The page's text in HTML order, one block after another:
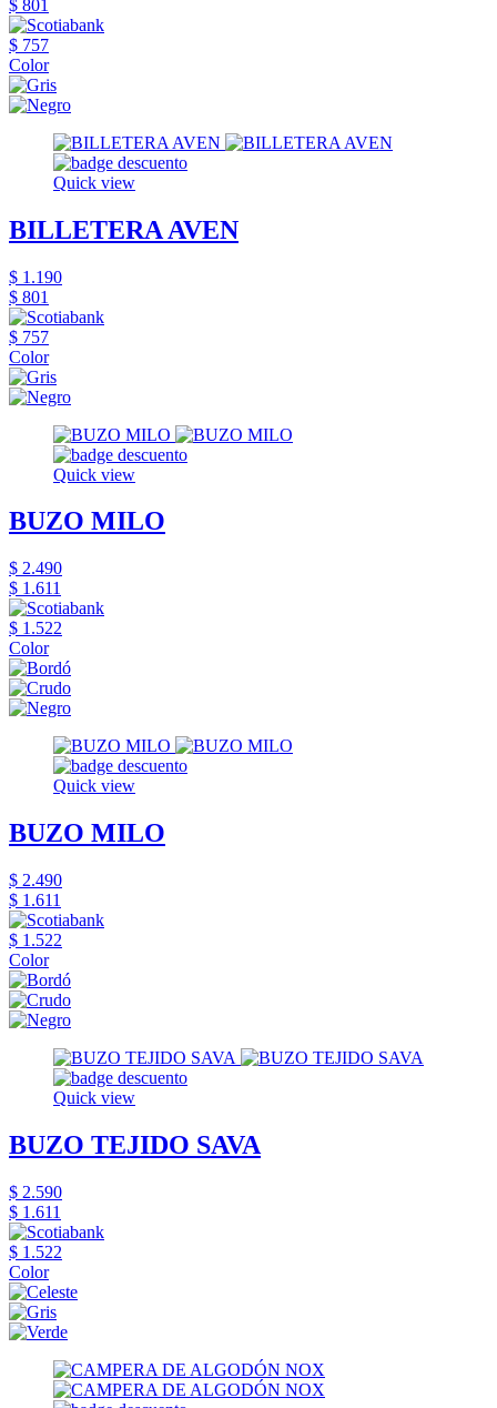
$ 801
$ 757
Color
Quick view
BILLETERA AVEN
$ 1.190
$ 801
$ 757
Color
Quick view
BUZO MILO
$ 2.490
$ 1.611
$ 1.522
Color
Quick view
BUZO MILO
$ 2.490
$ 1.611
$ 1.522
Color
Quick view
BUZO TEJIDO SAVA
$ 2.590
$ 1.611
$ 1.522
Color